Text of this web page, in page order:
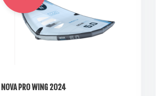
NOVA PRO WING 2024